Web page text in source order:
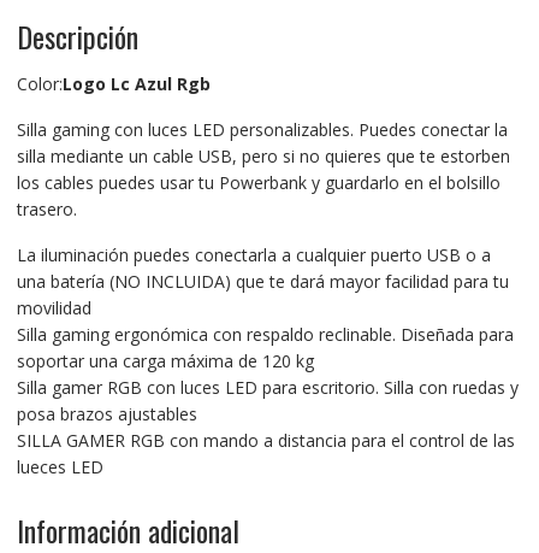
Descripción
Color:Logo Lc Azul Rgb
Silla gaming con luces LED personalizables. Puedes conectar la
silla mediante un cable USB, pero si no quieres que te estorben
los cables puedes usar tu Powerbank y guardarlo en el bolsillo
trasero.
La iluminación puedes conectarla a cualquier puerto USB o a
una batería (NO INCLUIDA) que te dará mayor facilidad para tu
movilidad
Silla gaming ergonómica con respaldo reclinable. Diseñada para
soportar una carga máxima de 120 kg
Silla gamer RGB con luces LED para escritorio. Silla con ruedas y
posa brazos ajustables
SILLA GAMER RGB con mando a distancia para el control de las
lueces LED
Información adicional